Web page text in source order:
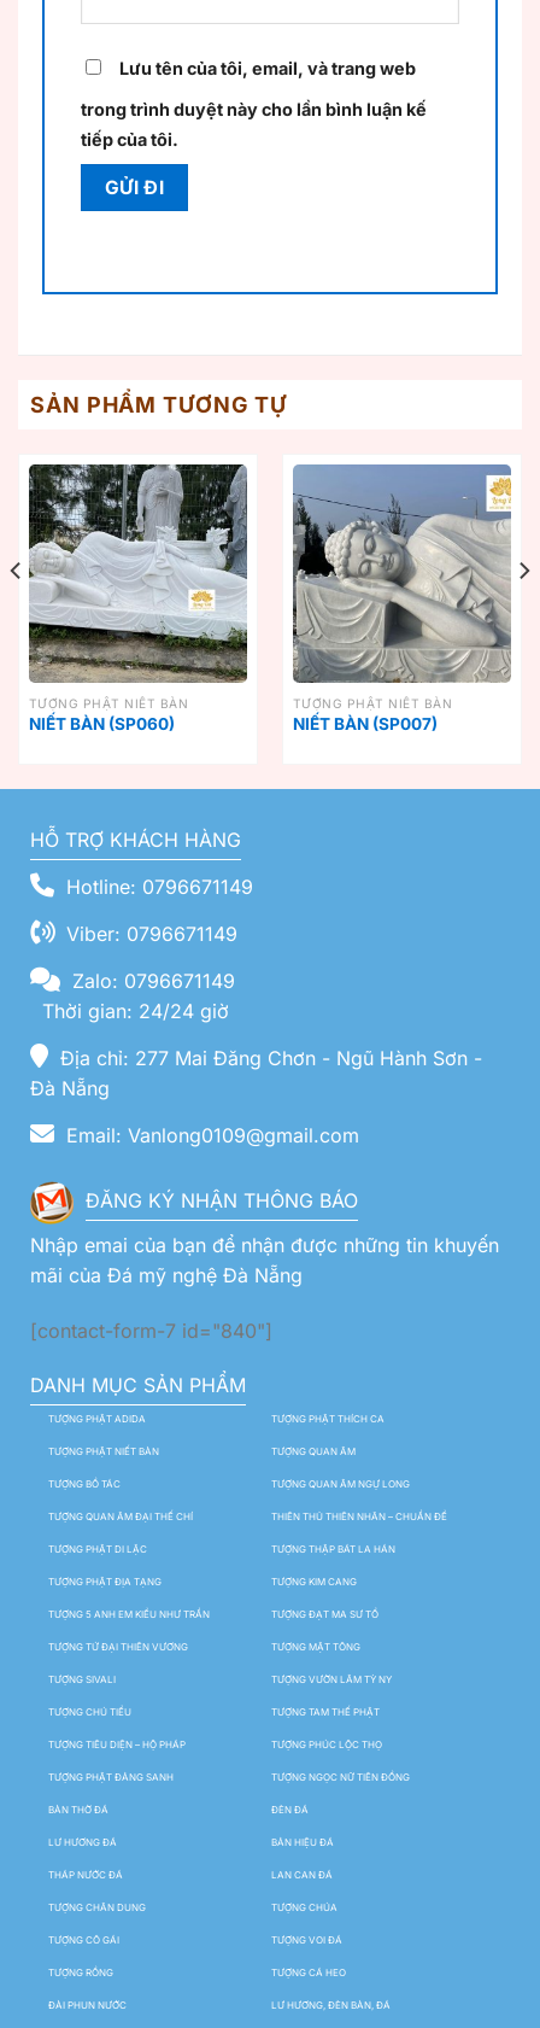
Lưu tên của tôi, email, và trang web
trong trình duyệt này cho lần bình luận kế
tiếp của tôi.
SẢN PHẨM TƯƠNG TỰ
TƯỢNG PHẬT NIẾT BÀN
NIẾT BÀN (SP060)
TƯỢNG PHẬT NIẾT BÀN
NIẾT BÀN (SP007)
HỖ TRỢ KHÁCH HÀNG
Hotline: 0796671149
Viber: 0796671149
Zalo: 0796671149
Thời gian: 24/24 giờ
Địa chỉ: 277 Mai Đăng Chơn - Ngũ Hành Sơn -
Đà Nẵng
Email: Vanlong0109@gmail.com
ĐĂNG KÝ NHẬN THÔNG BÁO
Nhập emai của bạn để nhận được những tin khuyến
mãi của Đá mỹ nghệ Đà Nẵng
[contact-form-7 id="840"]
DANH MỤC SẢN PHẨM
TƯỢNG PHẬT ADIDA TƯỢNG PHẬT THÍCH CA
TƯỢNG PHẬT NIẾT BÀN TƯỢNG QUAN ÂM
TƯỢNG BỒ TÁC TƯỢNG QUAN ÂM NGỰ LONG
TƯỢNG QUAN ÂM ĐẠI THẾ CHÍ THIÊN THỦ THIÊN NHÃN – CHUẨN ĐỀ
TƯỢNG PHẬT DI LẶC TƯỢNG THẬP BÁT LA HÁN
TƯỢNG PHẬT ĐỊA TẠNG TƯỢNG KIM CANG
TƯỢNG 5 ANH EM KIỀU NHƯ TRẦN TƯỢNG ĐẠT MA SƯ TỔ
TƯỢNG TỨ ĐẠI THIÊN VƯƠNG TƯỢNG MẬT TÔNG
TƯỢNG SIVALI TƯỢNG VƯỜN LÂM TỲ NY
TƯỢNG CHÚ TIỂU TƯỢNG TAM THẾ PHẬT
TƯỢNG TIÊU DIỆN – HỘ PHÁP TƯỢNG PHÚC LỘC THỌ
TƯỢNG PHẬT ĐẢNG SANH TƯỢNG NGỌC NỮ TIÊN ĐỒNG
BÀN THỜ ĐÁ ĐÈN ĐÁ
LƯ HƯƠNG ĐÁ BẢN HIỆU ĐÁ
THÁP NƯỚC ĐÁ LAN CAN ĐÁ
TƯỢNG CHÂN DUNG TƯỢNG CHÚA
TƯỢNG CÔ GÁI TƯỢNG VOI ĐÁ
TƯỢNG RỒNG TƯỢNG CÁ HEO
ĐÀI PHUN NƯỚC LƯ HƯƠNG, ĐÈN BÀN, ĐÁ